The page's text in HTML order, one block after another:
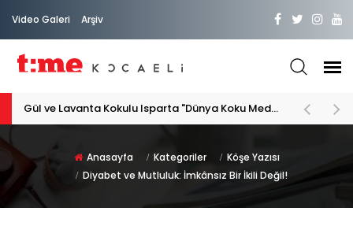
Video Galeri Arşiv
Gül ve Lavanta Kokulu Isparta "Dünya Koku Medeniyeti"
Anasayfa Kategoriler
Köşe Yazısı
Diyabet ve Mutluluk: İmkânsız Bir İkili Değil!